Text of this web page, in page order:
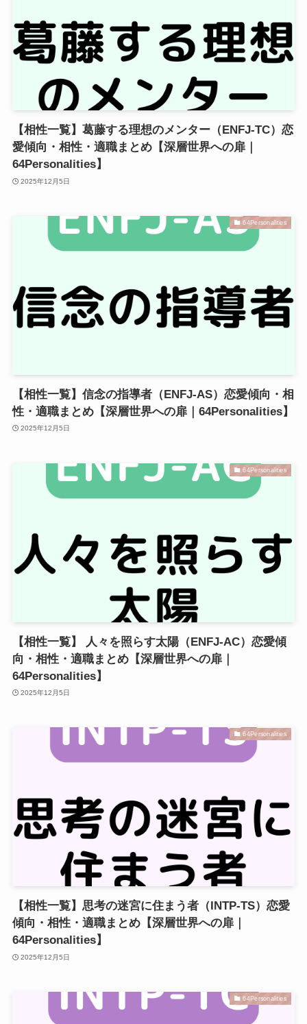
【相性一覧】葛藤する理想のメンター（ENFJ-TC）恋
愛傾向・相性・適職まとめ【深層世界への扉｜
64Personalities】
2025年12月5日
64Personalities
【相性一覧】信念の指導者（ENFJ-AS）恋愛傾向・相
性・適職まとめ【深層世界への扉｜64Personalities】
2025年12月5日
64Personalities
【相性一覧】 人々を照らす太陽（ENFJ-AC）恋愛傾
向・相性・適職まとめ【深層世界への扉｜
64Personalities】
2025年12月5日
64Personalities
【相性一覧】思考の迷宮に住まう者（INTP-TS）恋愛
傾向・相性・適職まとめ【深層世界への扉｜
64Personalities】
2025年12月5日
64Personalities